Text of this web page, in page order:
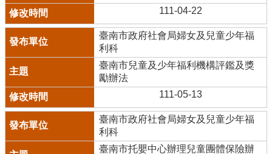
111-04-22
臺南市政府社會局婦女及兒童少年福
利科
臺南市兒童及少年福利機構評鑑及獎
勵辦法
111-05-13
臺南市政府社會局婦女及兒童少年福
利科
臺南市托嬰中心辦理兒童團體保險辦